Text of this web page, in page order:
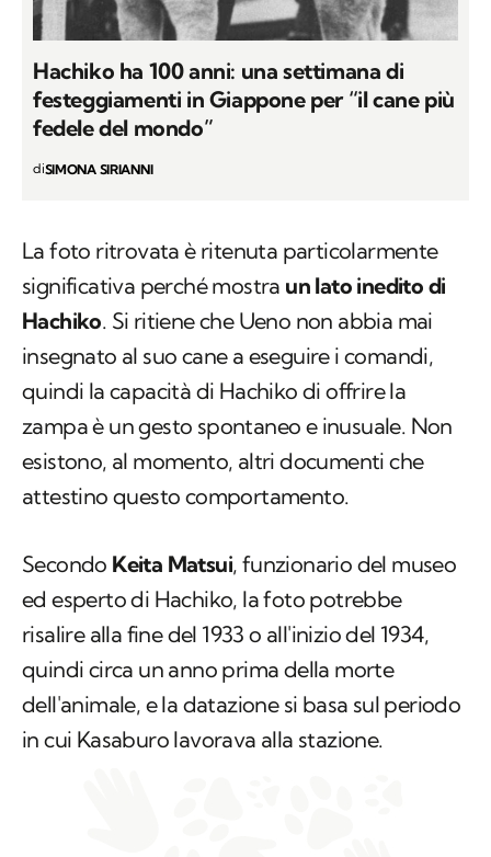
festeggiamenti in Giappone per “il cane più
fedele del mondo”
diSIMONA SIRIANNI
La foto ritrovata è ritenuta particolarmente
insegnato al suo cane a eseguire i comandi,
quindi la capacità di Hachiko di offrire la
zampa è un gesto spontaneo e inusuale. Non
esistono, al momento, altri documenti che
attestino questo comportamento.
Secondo Keita Matsui , funzionario del museo
ed esperto di Hachiko, la foto potrebbe
quindi circa un anno prima della morte
dell'animale, e la datazione si basa sul periodo
in cui Kasaburo lavorava alla stazione.